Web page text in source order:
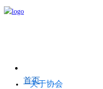
首页
关于协会